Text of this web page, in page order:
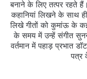
बनाने के लिए तत्पर रहते
कहानियां लिखने के साथ
लिखे गीतों को कुमांऊ के
के समय में उन्हें संगीत
वर्तमान में पहाड़ प्रभात
पत्र